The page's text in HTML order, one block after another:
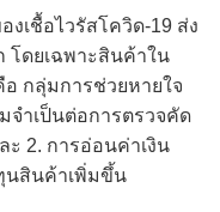
เชื้อไวรัสโควิด-19 ส่ง
โดยเฉพาะสินค้าใน
กลุ่มการช่วยหายใจ
จำเป็นต่อการตรวจคัด
ะ 2. การอ่อนค่าเงิน
นสินค้าเพิ่มขึ้น